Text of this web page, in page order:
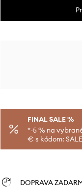
FINAL SALE %
*-5 % na
€ s kódom:
DOPRAVA